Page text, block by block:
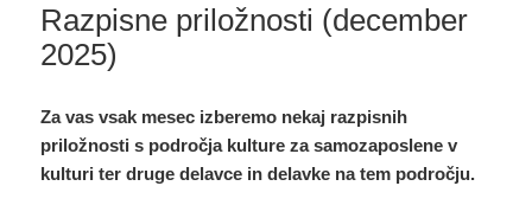
Razpisne priložnosti (december
2025)
Za vas vsak mesec izberemo nekaj razpisnih
priložnosti s področja kulture za samozaposlene v
kulturi ter druge delavce in delavke na tem področju.